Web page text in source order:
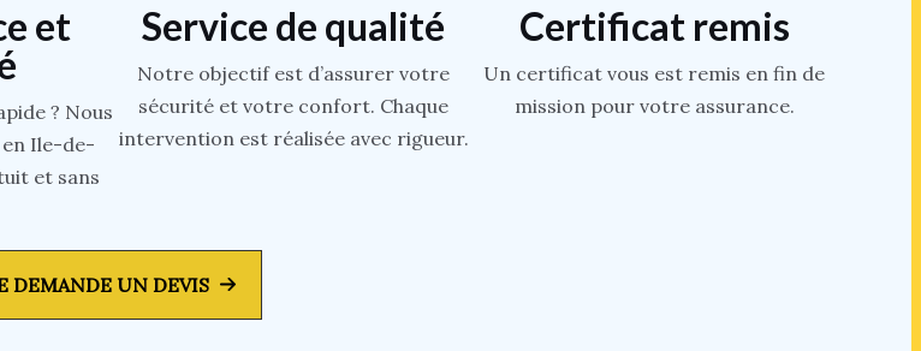
et
? Nous
Ile-de-
et sans
Service de qualité
Notre objectif est d’assurer votre
sécurité et votre confort. Chaque
intervention est réalisée avec rigueur.
Certificat remis
Un certificat vous est remis en fin de
mission pour votre assurance.
DEMANDE UN DEVIS